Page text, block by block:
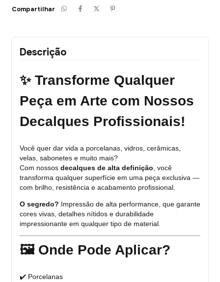
Compartilhar
Descrição
✨ Transforme Qualquer
Peça em Arte com Nossos
Decalques Profissionais!
Você quer dar vida a porcelanas, vidros, cerâmicas,
velas, sabonetes e muito mais?
Com nossos decalques de alta definição , você
transforma qualquer superfície em uma peça exclusiva —
com brilho, resistência e acabamento profissional.
O segredo? Impressão de alta performance, que garante
cores vivas, detalhes nítidos e durabilidade
impressionante em qualquer tipo de material.
🖼️ Onde Pode Aplicar?
✔️ Porcelanas